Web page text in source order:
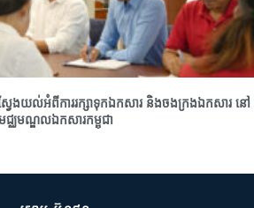
វែងយល់អំពីការរក្សាទុកឯកសារ និងចងក្រងឯកសារ នៅ
ជ្ឈមណ្ឌលឯកសារកម្ពុជា